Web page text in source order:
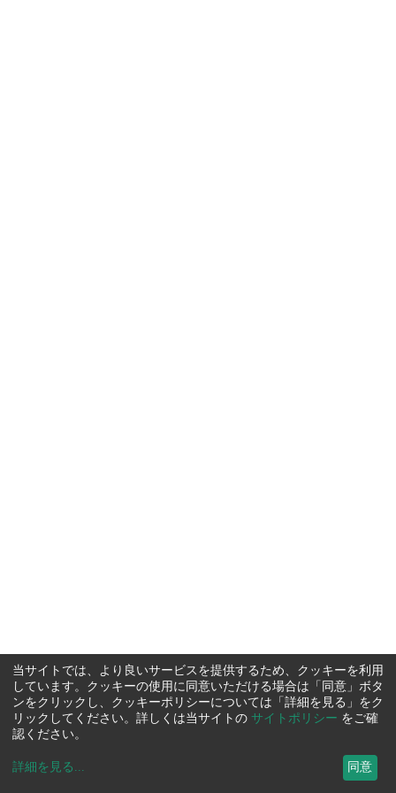
当サイトでは、より良いサービスを提供するため、クッキーを利用
しています。クッキーの使用に同意いただける場合は「同意」ボタ
ンをクリックし、クッキーポリシーについては「詳細を見る」をク
リックしてください。詳しくは当サイトの サイトポリシー をご確
認ください。
詳細を見る ... 同意